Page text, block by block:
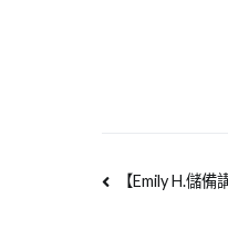
【Emily H.儲